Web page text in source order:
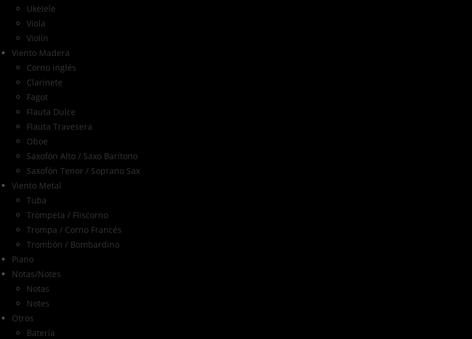
Ukelele
Viola
Violín
Viento Madera
Corno inglés
Clarinete
Fagot
Flauta Dulce
Flauta Travesera
Oboe
Saxofón Alto / Saxo Barítono
Saxofón Tenor / Soprano Sax
Viento Metal
Tuba
Trompeta / Fliscorno
Trompa / Corno Francés
Trombón / Bombardino
Piano
Notas/Notes
Notas
Notes
Otros
Batería